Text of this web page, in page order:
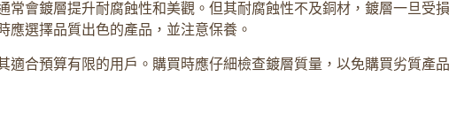
會鍍層提升耐腐蝕性和美觀。但其耐腐蝕性不及銅材，鍍層一旦受
選擇品質出色的產品，並注意保養。
合預算有限的用戶。購買時應仔細檢查鍍層質量，以免購買劣質產品